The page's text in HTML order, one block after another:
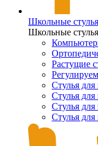
Школьные стулья
Школьные стулья
Растущие
Стулья для
Стулья
Стулья для
Стулья